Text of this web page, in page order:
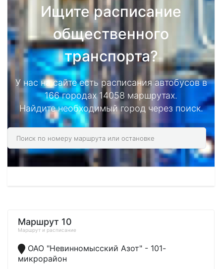
Ищите расписание
общественного
транспорта?
У нас на сайте есть расписания автобусов в
166 городах 14058 маршрутах.
Найдите необходимый город через поиск.
Маршрут 10
Маршрут и расписание
ОАО "Невинномысский Азот" - 101-
микрорайон